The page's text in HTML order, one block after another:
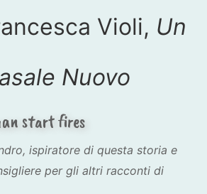
Violi, Un
Nuovo
start fires
ispiratore di questa storia e
per gli altri racconti di